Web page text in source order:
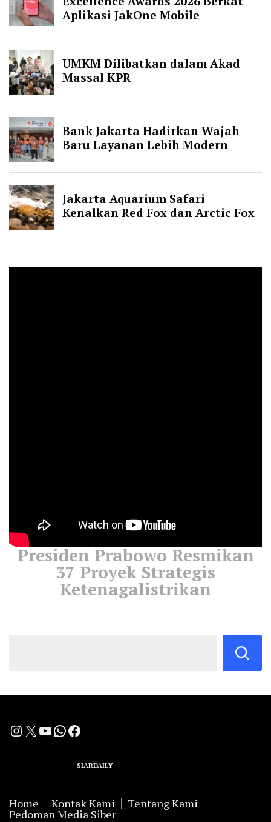
Presiden Prabowo Resmikan
37 Proyek Strategis
Ketenagalistrikan
Instagram
X YouTube
WhatsApp
Facebook
SIARDAILY
Home Kontak Kami Tentang Kami
Pedoman Media Siber